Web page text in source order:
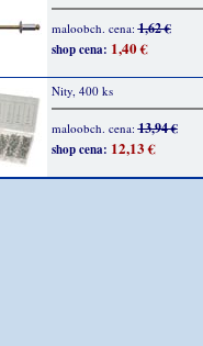
maloobch. cena:1,62 €
shop cena: 1,40 €
Nity, 400 ks
maloobch. cena:13,94 €
shop cena: 12,13 €